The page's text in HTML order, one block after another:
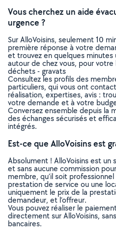
Vous cherchez un aide
urgence ?
Sur AlloVoisins, seulement 10
première réponse à votre
et trouvez en quelques
autour de chez vous, pour
déchets - gravats
Consultez les profils des
particuliers, qui vous ont
réalisation, expertises, avis :
votre demande et à votre
Conversez ensemble depuis la
des échanges sécurisés et
intégrés.
Est-ce que AlloVoisins est
Absolument ! AlloVoisins est
et sans aucune commission
membre, qu’il soit
prestation de service ou une
uniquement le prix de la
demandeur, et l’offreur.
Vous pouvez réaliser le
directement sur AlloVoisins,
bancaires.